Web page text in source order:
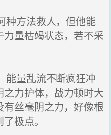
方法救人，但他能
量枯竭状态，若不采
量乱流不断疯狂冲
力护体，战力顿时大
丝毫阴之力，好像根
极点。